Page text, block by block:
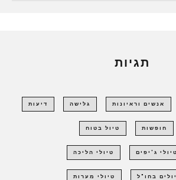
תגיות
אנשים וראיונות גלישה דיעות
חופשות טיול בטוח
טיולי ג'יפים טיולי הליכה
בחו"ל טיולי מערות